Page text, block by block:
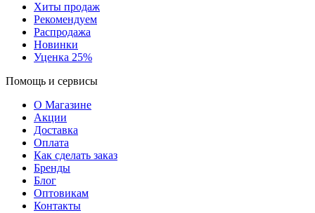
Хиты продаж
Рекомендуем
Распродажа
Новинки
Уценка 25%
Помощь и сервисы
О Магазине
Акции
Доставка
Оплата
Как сделать заказ
Бренды
Блог
Оптовикам
Контакты